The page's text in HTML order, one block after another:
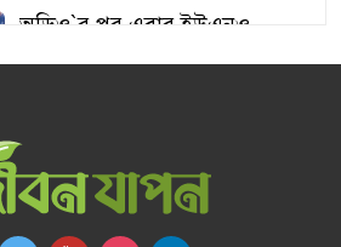
অডিও‍‍`র পর এবার ইউএনও
আঙুর চাষের স্বপ্ন শুরু ৩০ টাকায়,
এখন আয় লাখ টাকা